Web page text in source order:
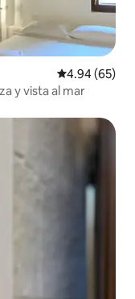
Calificación
4.94 (65)
y vista al mar